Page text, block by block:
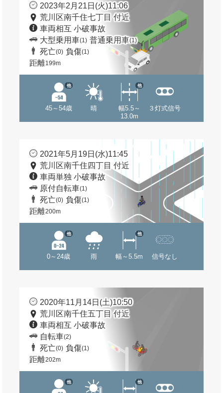
2023年2月21日(火)11:06
荒川区南千住七丁目 付近
車両相互 小破事故
大型乗用車(1) 普通乗用車(1)
死亡(0) 負傷(1)
距離199m
45～54歳
他
晴
幅5.5～
13.0m
他
３灯式信号
2021年5月19日(水)11:45
荒川区南千住四丁目 付近
車両単独 小破事故
原付自転車(1)
死亡(0) 負傷(1)
距離200m
0～24歳
他
雨 幅～5.5m
他
信号なし
2020年11月14日(土)10:50
荒川区南千住五丁目 付近
車両相互 小破事故
自転車(2)
死亡(0) 負傷(1)
距離202m
他 他